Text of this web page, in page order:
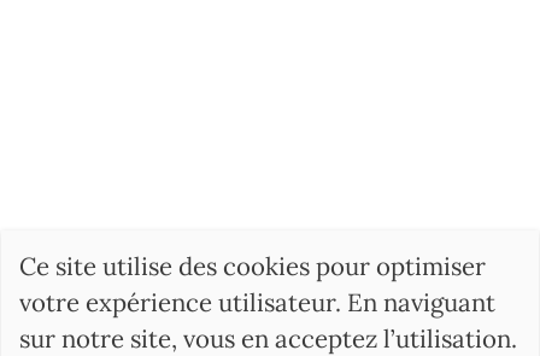
Ce site utilise des cookies pour optimiser
votre expérience utilisateur. En naviguant
sur notre site, vous en acceptez l’utilisation.